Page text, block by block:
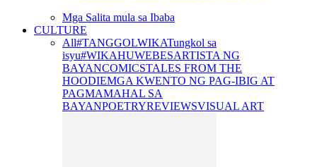
Mga Salita mula sa Ibaba
CULTURE
All#TANGGOLWIKATungkol sa
isyu#WIKAHUWEBESARTISTA NG
BAYANCOMICSTALES FROM THE
HOODIEMGA KWENTO NG PAG-IBIG AT
PAGMAMAHAL SA
BAYANPOETRYREVIEWSVISUAL ART